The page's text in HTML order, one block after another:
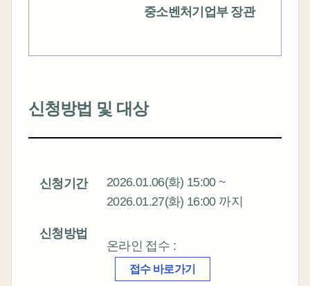
중소벤처기업부 장관
신청방법 및 대상
신청기간
2026.01.06(화) 15:00 ~
2026.01.27(화) 16:00 까지
신청방법
온라인 접수 :
접수 바로가기